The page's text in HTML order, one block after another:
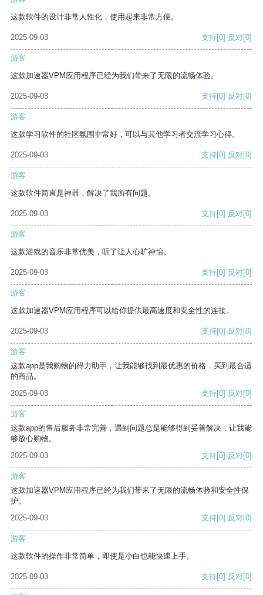
这款软件的设计非常人性化，使用起来非常方便。
2025-09-03 支持[0] 反对[0]
游客
这款加速器VPM应用程序已经为我们带来了无限的流畅体验。
2025-09-03 支持[0] 反对[0]
游客
这款学习软件的社区氛围非常好，可以与其他学习者交流学习心得。
2025-09-03 支持[0] 反对[0]
游客
这款软件简直是神器，解决了我所有问题。
2025-09-03 支持[0] 反对[0]
游客
这款游戏的音乐非常优美，听了让人心旷神怡。
2025-09-03 支持[0] 反对[0]
游客
这款加速器VPM应用程序可以给你提供最高速度和安全性的连接。
2025-09-03 支持[0] 反对[0]
游客
这款app是我购物的得力助手，让我能够找到最优惠的价格，买到最合适
的商品。
2025-09-03
支持[0] 反对[0]
游客
这款app的售后服务非常完善，遇到问题总是能够得到妥善解决，让我能
够放心购物。
2025-09-03
支持[0] 反对[0]
游客
这款加速器VPM应用程序已经为我们带来了无限的流畅体验和安全性保
护。
2025-09-03
支持[0] 反对[0]
游客
这款软件的操作非常简单，即使是小白也能快速上手。
2025-09-03 支持[0] 反对[0]